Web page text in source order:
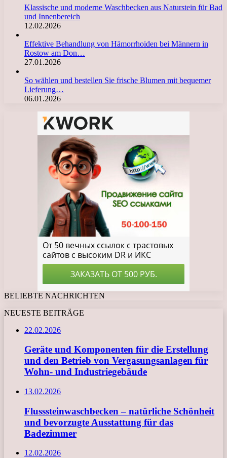
Klassische und moderne Waschbecken aus Naturstein für Bad
und Innenbereich
12.02.2026
Effektive Behandlung von Hämorrhoiden bei Männern in
Rostow am Don…
27.01.2026
So wählen und bestellen Sie frische Blumen mit bequemer
Lieferung…
06.01.2026
BELIEBTE NACHRICHTEN
NEUESTE BEITRÄGE
22.02.2026
Geräte und Komponenten für die Erstellung
und den Betrieb von Vergasungsanlagen für
Wohn- und Industriegebäude
13.02.2026
Flusssteinwaschbecken – natürliche Schönheit
und bevorzugte Ausstattung für das
Badezimmer
12.02.2026